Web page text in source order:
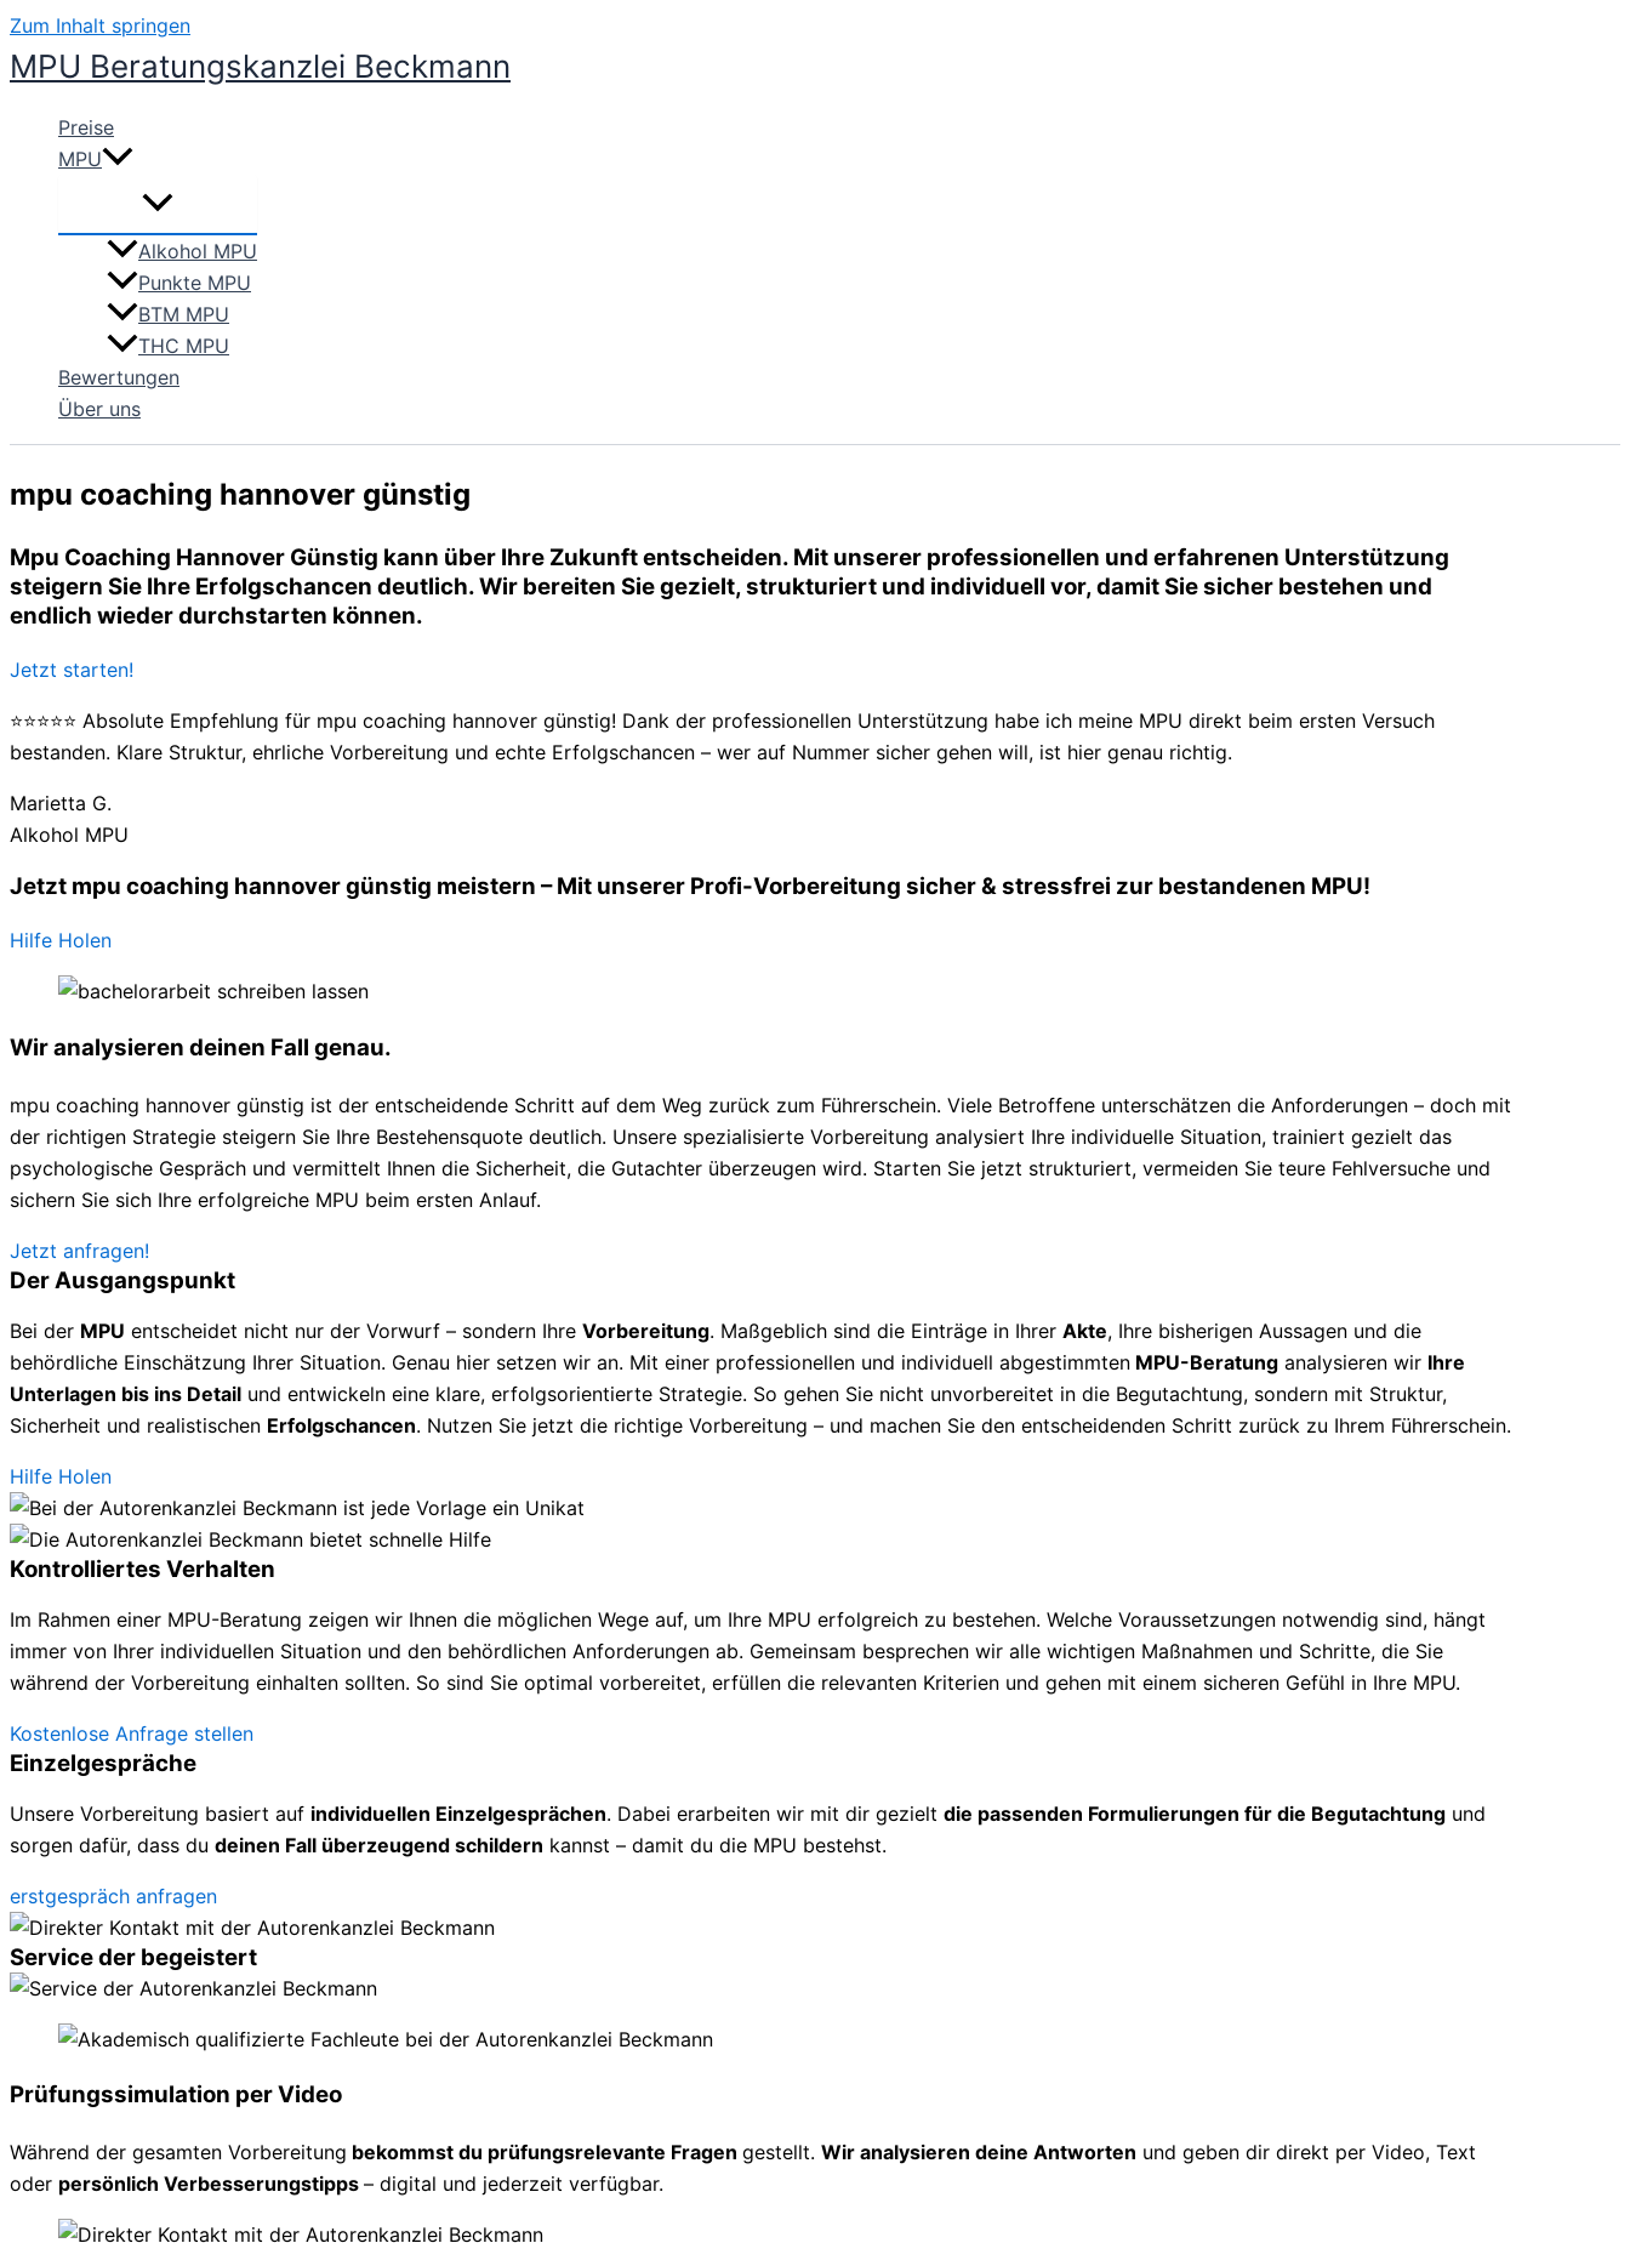
Zum Inhalt springen
MPU Beratungskanzlei Beckmann
Preise
MPU
Alkohol MPU
Punkte MPU
BTM MPU
THC MPU
Bewertungen
Über uns
mpu coaching hannover günstig
Mpu Coaching Hannover Günstig kann über Ihre Zukunft entscheiden. Mit unserer professionellen und erfahrenen Unterstützung
steigern Sie Ihre Erfolgschancen deutlich. Wir bereiten Sie gezielt, strukturiert und individuell vor, damit Sie sicher bestehen und
endlich wieder durchstarten können.
Jetzt starten!
⭐⭐⭐⭐⭐ Absolute Empfehlung für mpu coaching hannover günstig! Dank der professionellen Unterstützung habe ich meine MPU direkt beim ersten Versuch
bestanden. Klare Struktur, ehrliche Vorbereitung und echte Erfolgschancen – wer auf Nummer sicher gehen will, ist hier genau richtig.
Marietta G.
Alkohol MPU
Jetzt mpu coaching hannover günstig meistern – Mit unserer Profi-Vorbereitung sicher & stressfrei zur bestandenen MPU!
Hilfe Holen
Wir analysieren deinen Fall genau.
mpu coaching hannover günstig ist der entscheidende Schritt auf dem Weg zurück zum Führerschein. Viele Betroffene unterschätzen die Anforderungen – doch mit
der richtigen Strategie steigern Sie Ihre Bestehensquote deutlich. Unsere spezialisierte Vorbereitung analysiert Ihre individuelle Situation, trainiert gezielt das
psychologische Gespräch und vermittelt Ihnen die Sicherheit, die Gutachter überzeugen wird. Starten Sie jetzt strukturiert, vermeiden Sie teure Fehlversuche und
sichern Sie sich Ihre erfolgreiche MPU beim ersten Anlauf.
Jetzt anfragen!
Der Ausgangspunkt
Bei der MPU entscheidet nicht nur der Vorwurf – sondern Ihre Vorbereitung. Maßgeblich sind die Einträge in Ihrer Akte, Ihre bisherigen Aussagen und die
behördliche Einschätzung Ihrer Situation. Genau hier setzen wir an. Mit einer professionellen und individuell abgestimmten MPU-Beratung analysieren wir Ihre
Unterlagen bis ins Detail und entwickeln eine klare, erfolgsorientierte Strategie. So gehen Sie nicht unvorbereitet in die Begutachtung, sondern mit Struktur,
Sicherheit und realistischen Erfolgschancen. Nutzen Sie jetzt die richtige Vorbereitung – und machen Sie den entscheidenden Schritt zurück zu Ihrem Führerschein.
Hilfe Holen
Kontrolliertes Verhalten
Im Rahmen einer MPU-Beratung zeigen wir Ihnen die möglichen Wege auf, um Ihre MPU erfolgreich zu bestehen. Welche Voraussetzungen notwendig sind, hängt
immer von Ihrer individuellen Situation und den behördlichen Anforderungen ab. Gemeinsam besprechen wir alle wichtigen Maßnahmen und Schritte, die Sie
während der Vorbereitung einhalten sollten. So sind Sie optimal vorbereitet, erfüllen die relevanten Kriterien und gehen mit einem sicheren Gefühl in Ihre MPU.
Kostenlose Anfrage stellen
Einzelgespräche
Unsere Vorbereitung basiert auf individuellen Einzelgesprächen. Dabei erarbeiten wir mit dir gezielt die passenden Formulierungen für die Begutachtung und
sorgen dafür, dass du deinen Fall überzeugend schildern kannst – damit du die MPU bestehst.
erstgespräch anfragen
Service der begeistert
Prüfungssimulation per Video
Während der gesamten Vorbereitung bekommst du prüfungsrelevante Fragen gestellt. Wir analysieren deine Antworten und geben dir direkt per Video, Text
oder persönlich Verbesserungstipps – digital und jederzeit verfügbar.